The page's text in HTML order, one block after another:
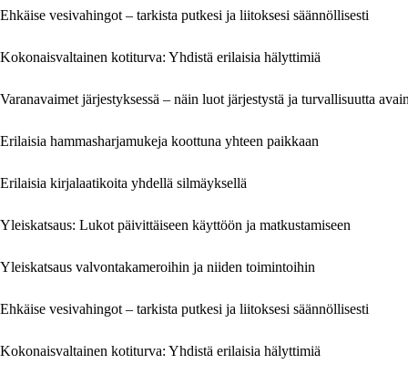
Ehkäise vesivahingot – tarkista putkesi ja liitoksesi säännöllisesti
Kokonaisvaltainen kotiturva: Yhdistä erilaisia hälyttimiä
Varanavaimet järjestyksessä – näin luot järjestystä ja turvallisuutta
Erilaisia hammasharjamukeja koottuna yhteen paikkaan
Erilaisia kirjalaatikoita yhdellä silmäyksellä
Yleiskatsaus: Lukot päivittäiseen käyttöön ja matkustamiseen
Yleiskatsaus valvontakameroihin ja niiden toimintoihin
Ehkäise vesivahingot – tarkista putkesi ja liitoksesi säännöllisesti
Kokonaisvaltainen kotiturva: Yhdistä erilaisia hälyttimiä